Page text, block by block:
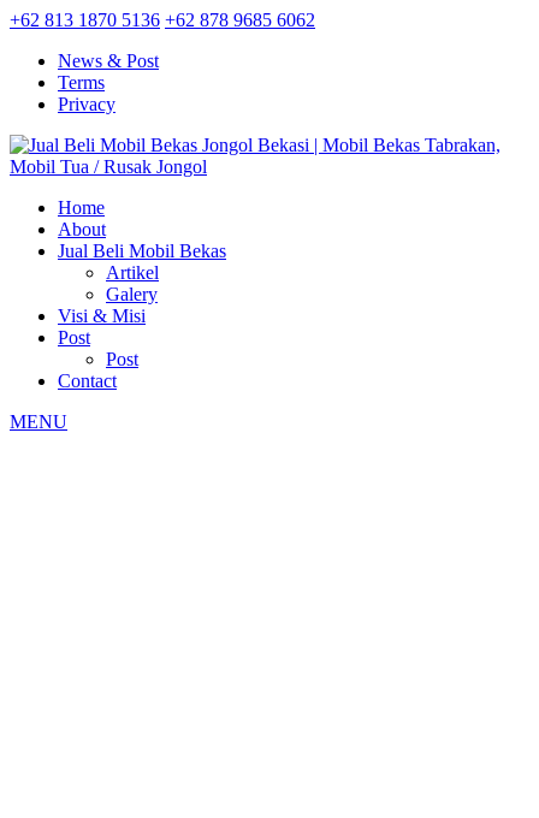
+62 813 1870 5136 +62 878 9685 6062
News & Post
Terms
Privacy
Home
About
Jual Beli Mobil Bekas
Artikel
Galery
Visi & Misi
Post
Post
Contact
MENU